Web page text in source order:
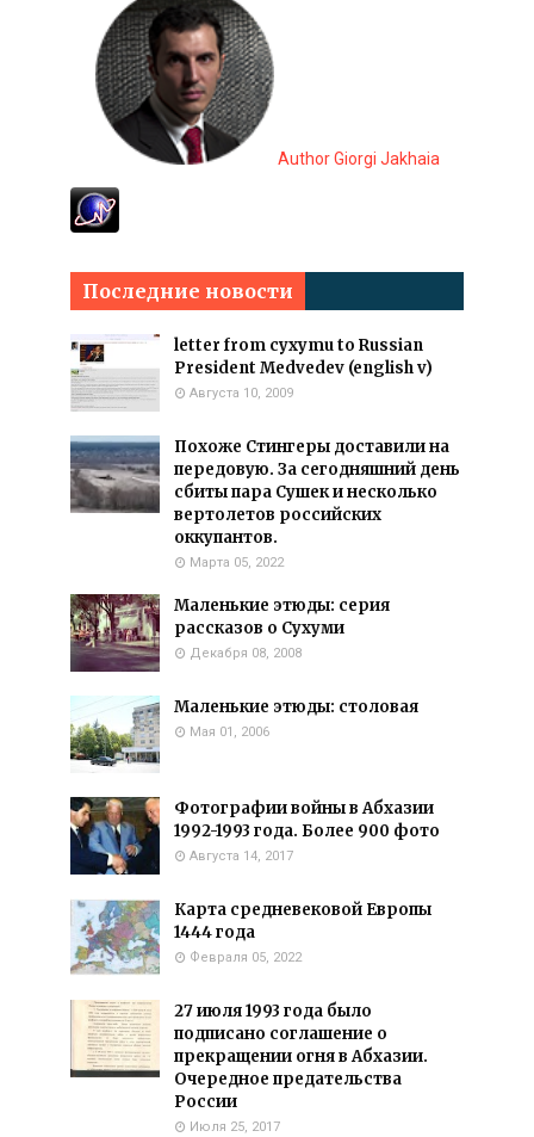
Author Giorgi Jakhaia
Последние новости
letter from cyxymu to Russian
President Medvedev (english v)
Августа 10, 2009
Похоже Стингеры доставили на
передовую. За сегодняшний день
сбиты пара Сушек и несколько
вертолетов российских
оккупантов.
Марта 05, 2022
Маленькие этюды: серия
рассказов о Сухуми
Декабря 08, 2008
Маленькие этюды: столовая
Мая 01, 2006
Фотографии войны в Абхазии
1992-1993 года. Более 900 фото
Августа 14, 2017
Карта средневековой Европы
1444 года
Февраля 05, 2022
27 июля 1993 года было
подписано соглашение о
прекращении огня в Абхазии.
Очередное предательства
России
Июля 25, 2017